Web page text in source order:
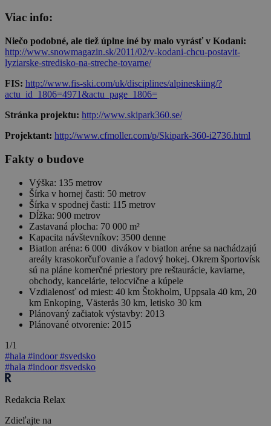
Viac info:
Niečo podobné, ale tiež úplne iné by malo vyrásť v Kodani:
http://www.snowmagazin.sk/2011/02/v-kodani-chcu-postavit-
lyziarske-stredisko-na-streche-tovarne/
FIS: http://www.fis-ski.com/uk/disciplines/alpineskiing/?
actu_id_1806=4971&actu_page_1806=
Stránka projektu: http://www.skipark360.se/
Projektant: http://www.cfmoller.com/p/Skipark-360-i2736.html
Fakty o budove
Výška: 135 metrov
Šírka v hornej časti: 50 metrov
Šírka v spodnej časti: 115 metrov
Dĺžka: 900 metrov
Zastavaná plocha: 70 000 m²
Kapacita návštevníkov: 3500 denne
Biatlon aréna: 6 000 divákov v biatlon aréne sa nachádzajú
areály krasokorčuľovanie a ľadový hokej. Okrem športovísk
sú na pláne komerčné priestory pre reštaurácie, kaviarne,
obchody, kancelárie, telocvične a kúpele
Vzdialenosť od miest: 40 km Štokholm, Uppsala 40 km, 20
km Enkoping, Västerås 30 km, letisko 30 km
Plánovaný začiatok výstavby: 2013
Plánované otvorenie: 2015
1/1
#hala #indoor#svedsko
#hala #indoor#svedsko
Redakcia Relax
Zdieľajte na